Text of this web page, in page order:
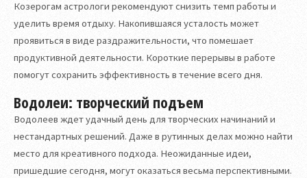
Козерогам астрологи рекомендуют снизить темп работы и
уделить время отдыху. Накопившаяся усталость может
проявиться в виде раздражительности, что помешает
продуктивной деятельности. Короткие перерывы в работе
помогут сохранить эффективность в течение всего дня.
Водолеи: творческий подъем
Водолеев ждет удачный день для творческих начинаний и
нестандартных решений. Даже в рутинных делах можно найти
место для креативного подхода. Неожиданные идеи,
пришедшие сегодня, могут оказаться весьма перспективными.